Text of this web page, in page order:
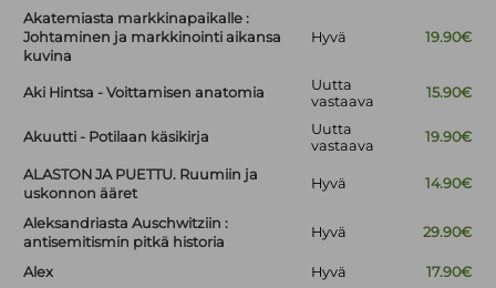
Akatemiasta markkinapaikalle :
Johtaminen ja markkinointi aikansa
kuvina
Hyvä 19.90€
Aki Hintsa - Voittamisen anatomia
Uutta
vastaava
15.90€
Akuutti - Potilaan käsikirja
Uutta
vastaava
19.90€
ALASTON JA PUETTU. Ruumiin ja
uskonnon ääret
Hyvä 14.90€
Aleksandriasta Auschwitziin :
antisemitismin pitkä historia
Hyvä 29.90€
Alex Hyvä
17.90€